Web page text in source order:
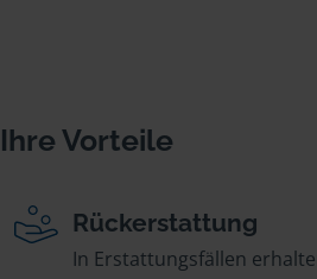
Ihre Vorteile
Rückerstattung
In Erstattungsfällen